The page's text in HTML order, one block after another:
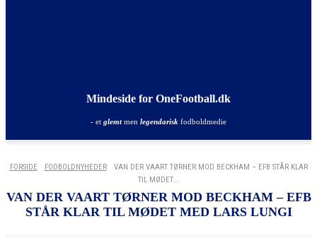
Mindeside for OneFootball.dk
- et glemtmen legendarisk fodboldmedie
FORSIDE FODBOLDNYHEDER
VAN DER VAART TØRNER MOD BECKHAM – EFB STÅR KLAR
TIL MØDET...
VAN DER VAART TØRNER MOD BECKHAM – EFB
STÅR KLAR TIL MØDET MED LARS LUNGI